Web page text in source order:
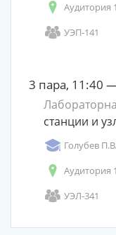
Аудитория
УЭП-141
3 пара, 11:40
станции и
Голубев П.В.
Аудитория
УЭЛ-341